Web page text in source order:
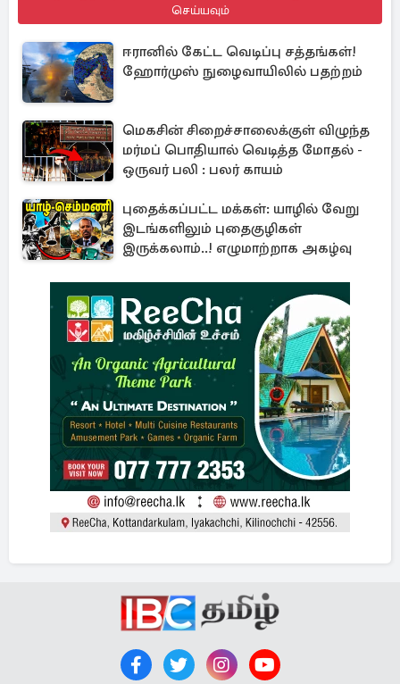
செய்யவும்
ஈரானில் கேட்ட வெடிப்பு சத்தங்கள்!
ஹோர்முஸ் நுழைவாயிலில் பதற்றம்
மெகசின் சிறைச்சாலைக்குள் விழுந்த
மர்மப் பொதியால் வெடித்த மோதல் -
ஒருவர் பலி : பலர் காயம்
புதைக்கப்பட்ட மக்கள்: யாழில் வேறு
இடங்களிலும் புதைகுழிகள்
இருக்கலாம்..! எழுமாற்றாக அகழ்வு